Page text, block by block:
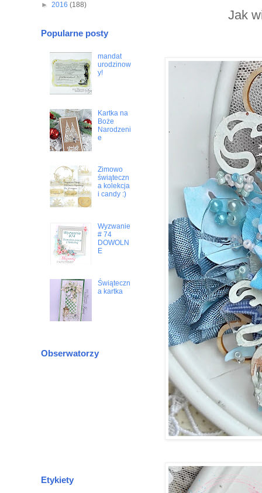
Jak
► 2016 (188)
Popularne posty
mandat
urodzinow
y!
Kartka na
Boże
Narodzeni
e
Zimowo
świąteczn
a kolekcja
i candy :)
Wyzwanie
# 74
DOWOLN
E
Świąteczn
a kartka
Obserwatorzy
Etykiety